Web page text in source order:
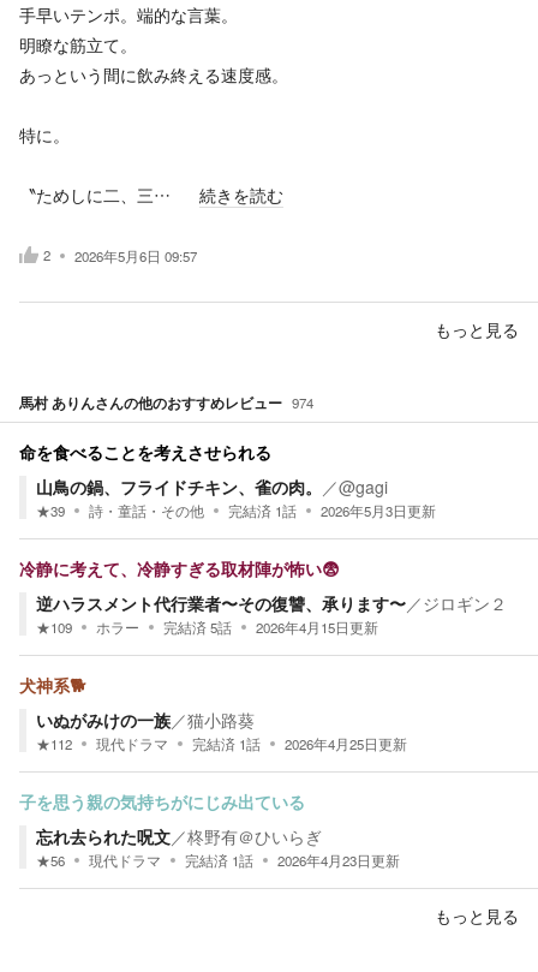
手早いテンポ。端的な言葉。
明瞭な筋立て。
あっという間に飲み終える速度感。
特に。
〝ためしに二、三… 続きを読む
2 2026年5月6日 09:57
もっと見る
馬村 ありんさんの他のおすすめレビュー 974
命を食べることを考えさせられる
山鳥の鍋、フライドチキン、雀の肉。 ／@gagi
★39 詩・童話・その他 完結済 1話 2026年5月3日更新
冷静に考えて、冷静すぎる取材陣が怖い😨
逆ハラスメント代行業者〜その復讐、承ります〜／ジロギン２
★109 ホラー 完結済5話 2026年4月15日更新
犬神系🐕️
いぬがみけの一族／猫小路葵
★112 現代ドラマ 完結済 1話 2026年4月25日更新
子を思う親の気持ちがにじみ出ている
忘れ去られた呪文／柊野有＠ひいらぎ
★56 現代ドラマ 完結済 1話 2026年4月23日更新
もっと見る